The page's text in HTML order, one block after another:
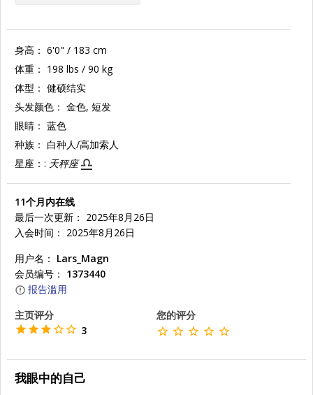
身高： 6'0" / 183 cm
体重： 198 lbs / 90 kg
体型： 健硕结实
头发颜色： 金色, 短发
眼睛： 蓝色
种族： 白种人/高加索人
星座：: 天秤座
11个月内在线
最后一次更新： 2025年8月26日
入会时间： 2025年8月26日
用户名： Lars_Magn
会员编号： 1373440
报告滥用
主页评分
3
您的评分
我眼中的自己